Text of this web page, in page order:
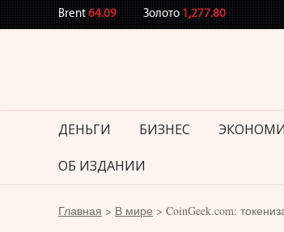
Brent64.09 Золото1,277.80
ДЕНЬГИ БИЗНЕС
ОБ ИЗДАНИИ
Главная > В мире > CoinGeek.com: